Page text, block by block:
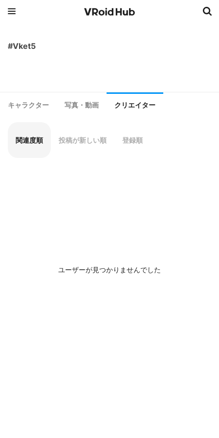
#Vket5
キャラクター 写真・動画 クリエイター
関連度順 投稿が新しい順 登録順
ユーザーが見つかりませんでした